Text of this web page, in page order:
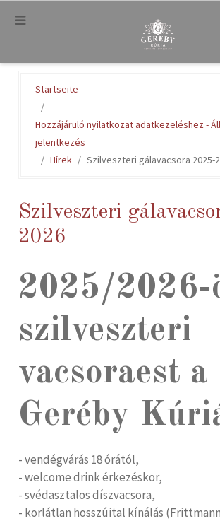
.
Startseite
Hozzájáruló nyilatkozat adatkezeléshez -
jelentkezés
Hírek
Szilveszteri gálavacsora 2025-
Szilveszteri
2026
2025/2026-
szilveszteri
vacsoraest a
Geréby
- vendégvárás 18 órától,
- welcome drink érkezéskor,
- svédasztalos díszvacsora,
- korlátlan hosszúital kínálás